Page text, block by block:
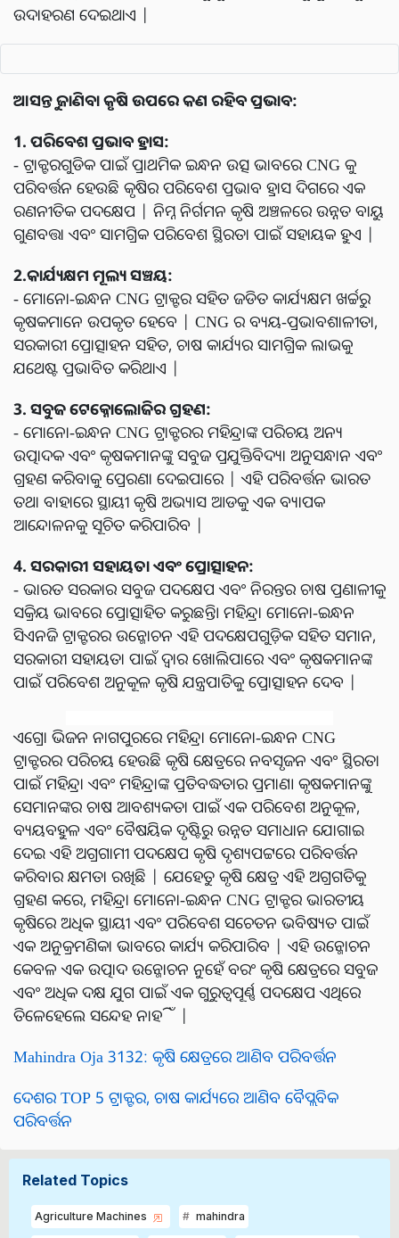
ଉଦାହରଣ ଦେଇଥାଏ |
ଆସନ୍ତୁ ଜାଣିବା କୃଷି ଉପରେ କଣ ରହିବ ପ୍ରଭାବ:
1. ପରିବେଶ ପ୍ରଭାବ ହ୍ରାସ:
- ଟ୍ରାକ୍ଟରଗୁଡିକ ପାଇଁ ପ୍ରାଥମିକ ଇନ୍ଧନ ଉତ୍ସ ଭାବରେ CNG କୁ
ପରିବର୍ତ୍ତନ ହେଉଛି କୃଷିର ପରିବେଶ ପ୍ରଭାବ ହ୍ରାସ ଦିଗରେ ଏକ
ରଣନୀତିକ ପଦକ୍ଷେପ | ନିମ୍ନ ନିର୍ଗମନ କୃଷି ଅଞ୍ଚଳରେ ଉନ୍ନତ ବାୟୁ
ଗୁଣବତ୍ତା ଏବଂ ସାମଗ୍ରିକ ପରିବେଶ ସ୍ଥିରତା ପାଇଁ ସହାୟକ ହୁଏ |
2.କାର୍ଯ୍ୟକ୍ଷମ ମୂଲ୍ୟ ସଞ୍ଚୟ:
- ମୋନୋ-ଇନ୍ଧନ CNG ଟ୍ରାକ୍ଟର ସହିତ ଜଡିତ କାର୍ଯ୍ୟକ୍ଷମ ଖର୍ଚ୍ଚରୁ
କୃଷକମାନେ ଉପକୃତ ହେବେ | CNG ର ବ୍ୟୟ-ପ୍ରଭାବଶାଳୀତା,
ସରକାରୀ ପ୍ରୋତ୍ସାହନ ସହିତ, ଚାଷ କାର୍ଯ୍ୟର ସାମଗ୍ରିକ ଲାଭକୁ
ଯଥେଷ୍ଟ ପ୍ରଭାବିତ କରିଥାଏ |
3. ସବୁଜ ଟେକ୍ନୋଲୋଜିର ଗ୍ରହଣ:
- ମୋନୋ-ଇନ୍ଧନ CNG ଟ୍ରାକ୍ଟରର ମହିନ୍ଦ୍ରାଙ୍କ ପରିଚୟ ଅନ୍ୟ
ଉତ୍ପାଦକ ଏବଂ କୃଷକମାନଙ୍କୁ ସବୁଜ ପ୍ରଯୁକ୍ତିବିଦ୍ୟା ଅନୁସନ୍ଧାନ ଏବଂ
ଗ୍ରହଣ କରିବାକୁ ପ୍ରେରଣା ଦେଇପାରେ | ଏହି ପରିବର୍ତ୍ତନ ଭାରତ
ତଥା ବାହାରେ ସ୍ଥାୟୀ କୃଷି ଅଭ୍ୟାସ ଆଡକୁ ଏକ ବ୍ୟାପକ
ଆନ୍ଦୋଳନକୁ ସୂଚିତ କରିପାରିବ |
4. ସରକାରୀ ସହାୟତା ଏବଂ ପ୍ରୋତ୍ସାହନ:
- ଭାରତ ସରକାର ସବୁଜ ପଦକ୍ଷେପ ଏବଂ ନିରନ୍ତର ଚାଷ ପ୍ରଣାଳୀକୁ
ସକ୍ରିୟ ଭାବରେ ପ୍ରୋତ୍ସାହିତ କରୁଛନ୍ତି। ମହିନ୍ଦ୍ରା ମୋନୋ-ଇନ୍ଧନ
ସିଏନଜି ଟ୍ରାକ୍ଟରର ଉନ୍ମୋଚନ ଏହି ପଦକ୍ଷେପଗୁଡ଼ିକ ସହିତ ସମାନ,
ସରକାରୀ ସହାୟତା ପାଇଁ ଦ୍ୱାର ଖୋଲିପାରେ ଏବଂ କୃଷକମାନଙ୍କ
ପାଇଁ ପରିବେଶ ଅନୁକୂଳ କୃଷି ଯନ୍ତ୍ରପାତିକୁ ପ୍ରୋତ୍ସାହନ ଦେବ |
ଏଗ୍ରୋ ଭିଜନ ନାଗପୁରରେ ମହିନ୍ଦ୍ରା ମୋନୋ-ଇନ୍ଧନ CNG
ଟ୍ରାକ୍ଟରର ପରିଚୟ ହେଉଛି କୃଷି କ୍ଷେତ୍ରରେ ନବସୃଜନ ଏବଂ ସ୍ଥିରତା
ପାଇଁ ମହିନ୍ଦ୍ରା ଏବଂ ମହିନ୍ଦ୍ରାଙ୍କ ପ୍ରତିବଦ୍ଧତାର ପ୍ରମାଣ। କୃଷକମାନଙ୍କୁ
ସେମାନଙ୍କର ଚାଷ ଆବଶ୍ୟକତା ପାଇଁ ଏକ ପରିବେଶ ଅନୁକୂଳ,
ବ୍ୟୟବହୁଳ ଏବଂ ବୈଷୟିକ ଦୃଷ୍ଟିରୁ ଉନ୍ନତ ସମାଧାନ ଯୋଗାଇ
ଦେଇ ଏହି ଅଗ୍ରଗାମୀ ପଦକ୍ଷେପ କୃଷି ଦୃଶ୍ୟପଟ୍ଟରେ ପରିବର୍ତ୍ତନ
କରିବାର କ୍ଷମତା ରଖିଛି | ଯେହେତୁ କୃଷି କ୍ଷେତ୍ର ଏହି ଅଗ୍ରଗତିକୁ
ଗ୍ରହଣ କରେ, ମହିନ୍ଦ୍ରା ମୋନୋ-ଇନ୍ଧନ CNG ଟ୍ରାକ୍ଟର ଭାରତୀୟ
କୃଷିରେ ଅଧିକ ସ୍ଥାୟୀ ଏବଂ ପରିବେଶ ସଚେତନ ଭବିଷ୍ୟତ ପାଇଁ
ଏକ ଅନୁକ୍ରମଣିକା ଭାବରେ କାର୍ଯ୍ୟ କରିପାରିବ | ଏହି ଉନ୍ମୋଚନ
କେବଳ ଏକ ଉତ୍ପାଦ ଉନ୍ମୋଚନ ନୁହେଁ ବରଂ କୃଷି କ୍ଷେତ୍ରରେ ସବୁଜ
ଏବଂ ଅଧିକ ଦକ୍ଷ ଯୁଗ ପାଇଁ ଏକ ଗୁରୁତ୍ୱପୂର୍ଣ୍ଣ ପଦକ୍ଷେପ ଏଥିରେ
ତିଳେହେଲେ ସନ୍ଦେହ ନାହିଁ |
Mahindra Oja 3132: କୃଷି କ୍ଷେତ୍ରରେ ଆଣିବ ପରିବର୍ତ୍ତନ
ଦେଶର TOP 5 ଟ୍ରାକ୍ଟର, ଚାଷ କାର୍ଯ୍ୟରେ ଆଣିବ ବୈପ୍ଲବିକ
ପରିବର୍ତ୍ତନ
Related Topics
Agriculture Machines mahindra